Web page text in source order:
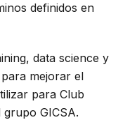
definidos en
data science y
mejorar el
para Club
GICSA.